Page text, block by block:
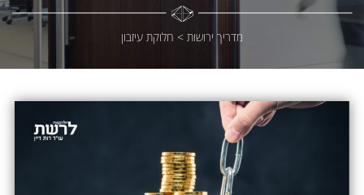
מדריך ירושות > חלוקת עיזבון